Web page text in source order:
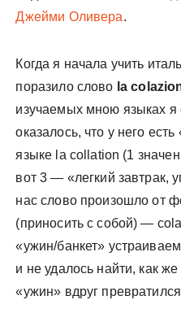
Джейми Оливера.
Когда я начала учить
поразило слово la
изучаемых мною языках я
оказалось, что у него
языке la collation (1
вот 3 — «легкий завтрак,
нас слово произошло от
(приносить с собой) —
«ужин/банкет»
и не удалось найти, как
«ужин» вдруг